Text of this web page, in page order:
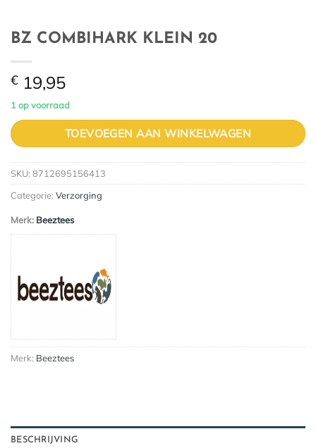
BZ COMBIHARK KLEIN 20
€ 19,95
1 op voorraad
TOEVOEGEN AAN WINKELWAGEN
SKU: 8712695156413
Categorie: Verzorging
Merk: Beeztees
Merk: Beeztees
BESCHRIJVING